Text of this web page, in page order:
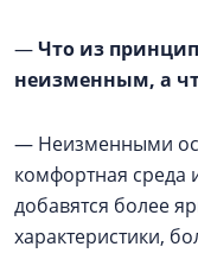
—Что из
неизменным, а
— Неизменными
комфортная среда
добавятся более
характеристики,